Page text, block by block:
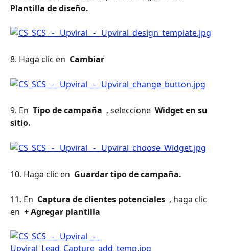
Plantilla de diseño.
8. Haga clic en Cambiar
9. En Tipo de campaña , seleccione Widget en su
sitio.
10. Haga clic en Guardar tipo de campaña.
11. En Captura de clientes potenciales , haga clic
en + Agregar plantilla